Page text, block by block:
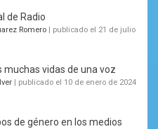
de Radio
Romero | publicado el 21 de julio
muchas vidas de una voz
| publicado el 10 de enero de 2024
de género en los medios